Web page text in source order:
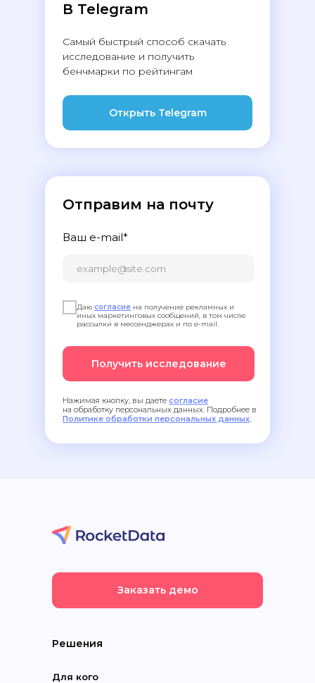
Отправим на почту
В Telegram
Самый быстрый способ скачать
исследование и получить
бенчмарки по рейтингам
Открыть Telegram
Нажимая кнопку, вы даете согласие
на обработку персональных данных. Подробнее в
Политике обработки персональных данных.
Ваш e-mail*
Даю согласие на получение рекламных и
иных маркетинговых сообщений, в том числе
рассылки в мессенджерах и по e-mail.
Получить исследование
Для кого
Решения
Заказать демо